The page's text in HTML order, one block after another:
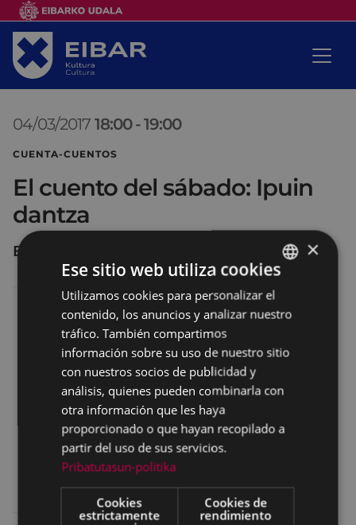
04/03/2017 18:00 -19:00
CUENTA-CUENTOS
El cuento del sábado: Ipuin
dantza
Biblioteca infantil
BASQUE
SPANISH
×
Ese sitio web utiliza cookies
Utilizamos cookies para personalizar el
contenido, los anuncios y analizar nuestro
tráfico. También compartimos
información sobre su uso de nuestro sitio
con nuestros socios de publicidad y
análisis, quienes pueden combinarla con
otra información que les haya
proporcionado o que hayan recopilado a
partir del uso de sus servicios.
Pribatutasun-politika
Cookies
estrictamente
Cookies de
rendimiento